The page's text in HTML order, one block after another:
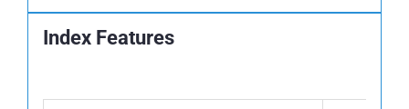
Index Features